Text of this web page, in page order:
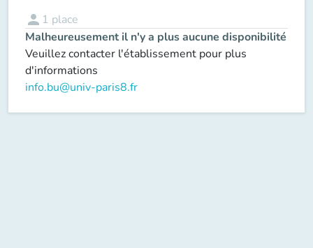
person 1 place
Malheureusement il n'y a plus aucune disponibilité
Veuillez contacter l'établissement pour plus
d'informations
info.bu@univ-paris8.fr